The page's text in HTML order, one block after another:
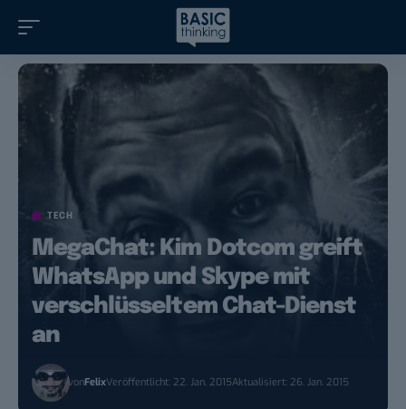
TECH
MegaChat: Kim Dotcom greift
WhatsApp und Skype mit
verschlüsseltem Chat-Dienst
an
vonFelixVeröffentlicht: 22. Jan. 2015Aktualisiert: 26. Jan. 2015